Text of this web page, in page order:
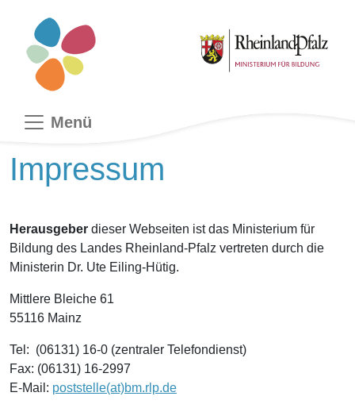
Navigation
Footer
Menü
Impressum
Herausgeber dieser Webseiten ist das Ministerium für
Bildung des Landes Rheinland-Pfalz vertreten durch die
Ministerin Dr. Ute Eiling-Hütig.
Mittlere Bleiche 61
55116 Mainz
Tel: (06131) 16-0 (zentraler Telefondienst)
Fax: (06131) 16-2997
E-Mail: poststelle(at)bm.rlp.de